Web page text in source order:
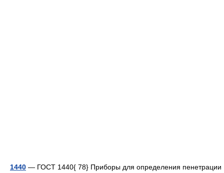
1440 — ГОСТ 1440{ 78} Приборы для определения пенетрации